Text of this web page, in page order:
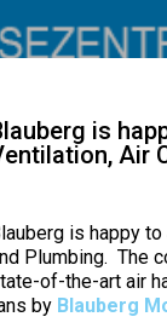
is
Air
is happy
Plumbing. The
of-the-art air
by Blauberg